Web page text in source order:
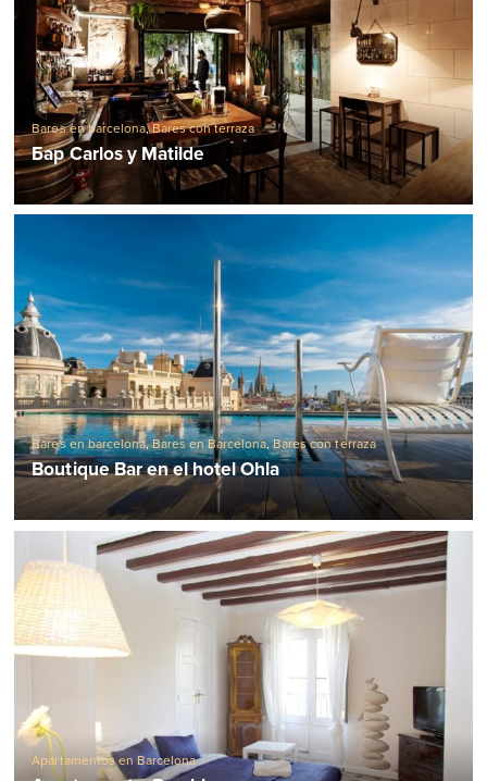
Bares en barcelona,Bares con terraza
Бар Carlos y Matilde
Bares en barcelona,Bares en Barcelona,Bares con terraza
Boutique Bar en el hotel Ohla
Apartamentos en Barcelona